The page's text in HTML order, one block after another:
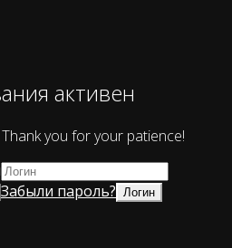
активен
you for your patience!
Забыли пароль?